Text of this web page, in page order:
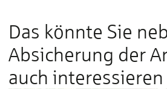
Das könnte Sie
Absicherung der
auch interessieren